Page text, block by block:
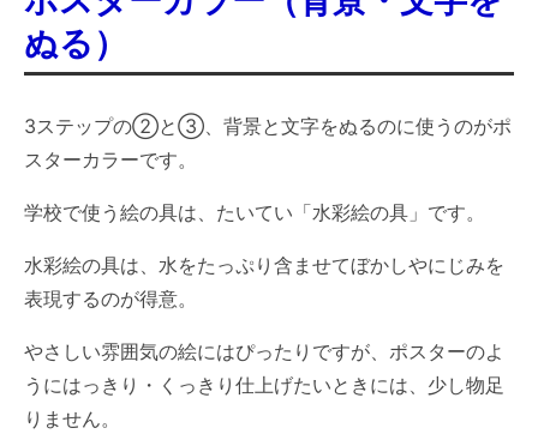
ぬる）
3ステップの②と③、背景と文字をぬるのに使うのがポ
スターカラーです。
学校で使う絵の具は、たいてい「水彩絵の具」です。
水彩絵の具は、水をたっぷり含ませてぼかしやにじみを
表現するのが得意。
やさしい雰囲気の絵にはぴったりですが、ポスターのよ
うにはっきり・くっきり仕上げたいときには、少し物足
りません。